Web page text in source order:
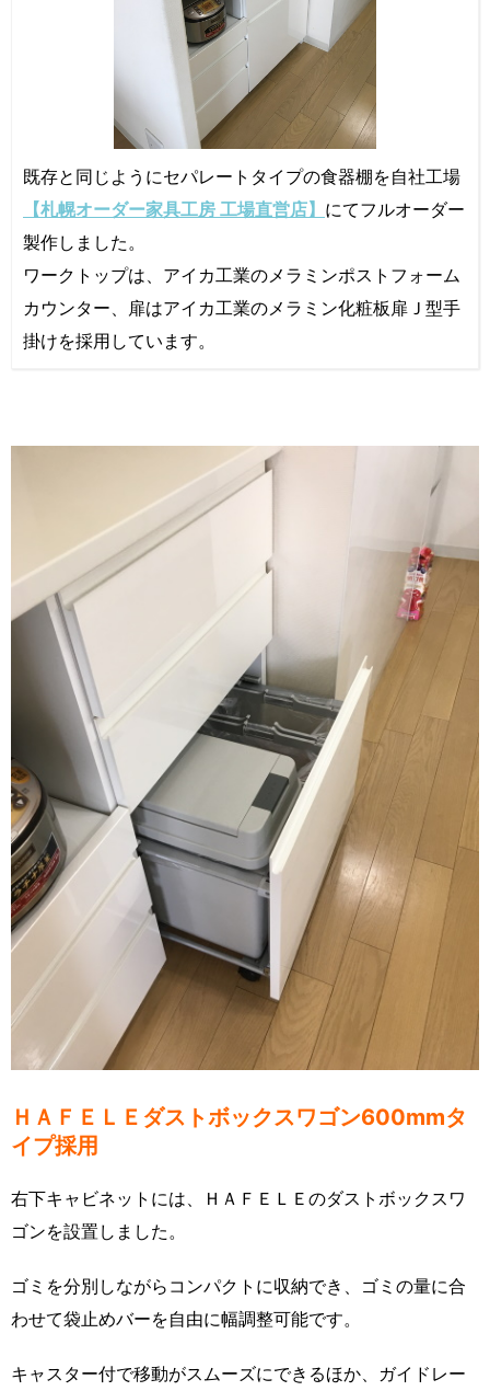
既存と同じようにセパレートタイプの食器棚を自社工場
【札幌オーダー家具工房 工場直営店】 にてフルオーダー
製作しました。
ワークトップは、アイカ工業のメラミンポストフォーム
カウンター、扉はアイカ工業のメラミン化粧板扉Ｊ型手
掛けを採用しています。
ＨＡＦＥＬＥダストボックスワゴン600mmタ
イプ採用
右下キャビネットには、ＨＡＦＥＬＥのダストボックスワ
ゴンを設置しました。
ゴミを分別しながらコンパクトに収納でき、ゴミの量に合
わせて袋止めバーを自由に幅調整可能です。
キャスター付で移動がスムーズにできるほか、ガイドレー